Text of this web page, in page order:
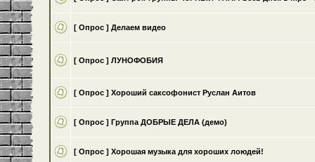
[ Опрос ] Делаем видео
[ Опрос ] ЛУНОФОБИЯ
[ Опрос ] Хороший саксофонист Руслан Аитов
[ Опрос ] Группа ДОБРЫЕ ДЕЛА (демо)
[ Опрос ] Хорошая музыка для хороших лоюдей!